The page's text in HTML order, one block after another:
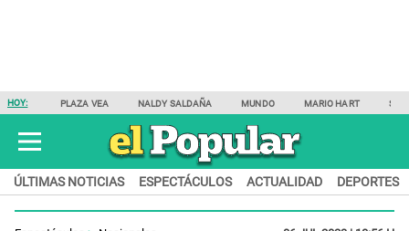
HOY: PLAZA VEA NALDY SALDAÑA MUNDO MARIO HART
ÚLTIMAS NOTICIAS ESPECTÁCULOS ACTUALIDAD DEPORTES